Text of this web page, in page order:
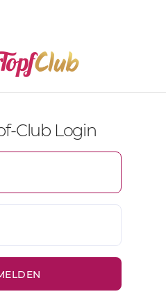
Club Login